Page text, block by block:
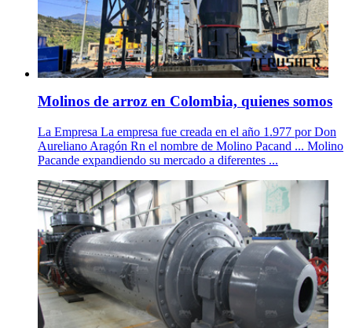
Molinos de arroz en Colombia, quienes somos
La Empresa La empresa fue creada en el año 1.977 por Don
Aureliano Aragón Rn el nombre de Molino Pacand ... Molino
Pacande expandiendo su mercado a diferentes ...